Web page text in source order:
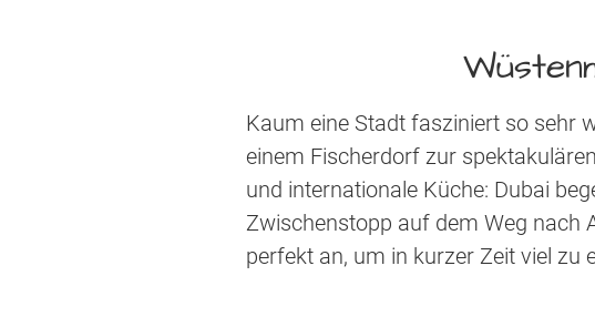
Kaum eine Stadt fasziniert so sehr
einem Fischerdorf zur
und internationale Küche: Dubai
Zwischenstopp auf dem Weg nach
perfekt an, um in kurzer Zeit viel zu